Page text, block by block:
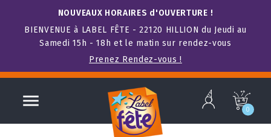
NOUVEAUX HORAIRES d'OUVERTURE !
BIENVENUE à LABEL FÊTE - 22120 HILLION du Jeudi au
Samedi 15h - 18h et le matin sur rendez-vous
Prenez Rendez-vous !
 b c
0